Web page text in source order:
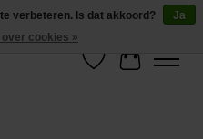
shop. Testers nodig? Ga naar
Verlanglijst
verbeteren. Is dat akkoord?
Ja
over cookies »